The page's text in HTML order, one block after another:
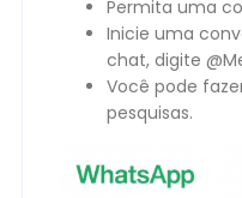
Permita uma
Inicie uma
chat, digite
Você pode
pesquisas.